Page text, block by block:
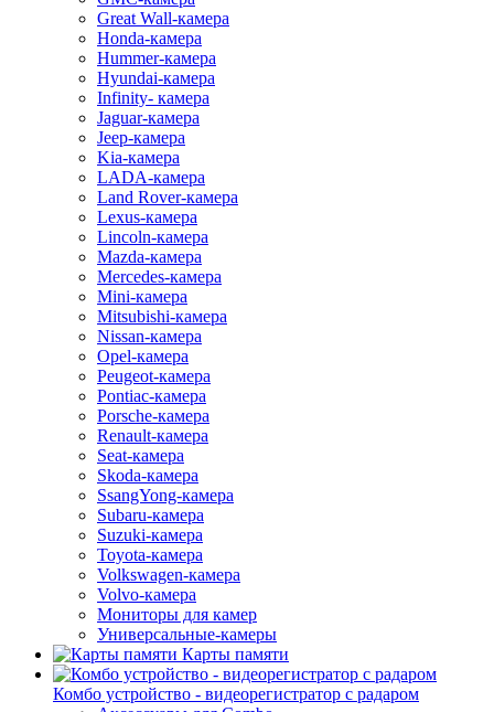
Great Wall-камера
Honda-камера
Hummer-камера
Hyundai-камера
Infinity- камера
Jaguar-камера
Jeep-камера
Kia-камера
LADA-камера
Land Rover-камера
Lexus-камера
Lincoln-камера
Mazda-камера
Mercedes-камера
Mini-камера
Mitsubishi-камера
Nissan-камера
Opel-камера
Peugeot-камера
Pontiac-камера
Porsche-камера
Renault-камера
Seat-камера
Skoda-камера
SsangYong-камера
Subaru-камера
Suzuki-камера
Toyota-камера
Volkswagen-камера
Volvo-камера
Мониторы для камер
Универсальные-камеры
Карты памяти
Комбо устройство - видеорегистратор с радаром